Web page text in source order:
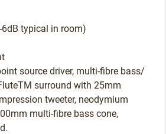
6dB typical in room)
source driver, multi-fibre bass/
surround with 25mm
tweeter, neodymium
multi-fibre bass cone,